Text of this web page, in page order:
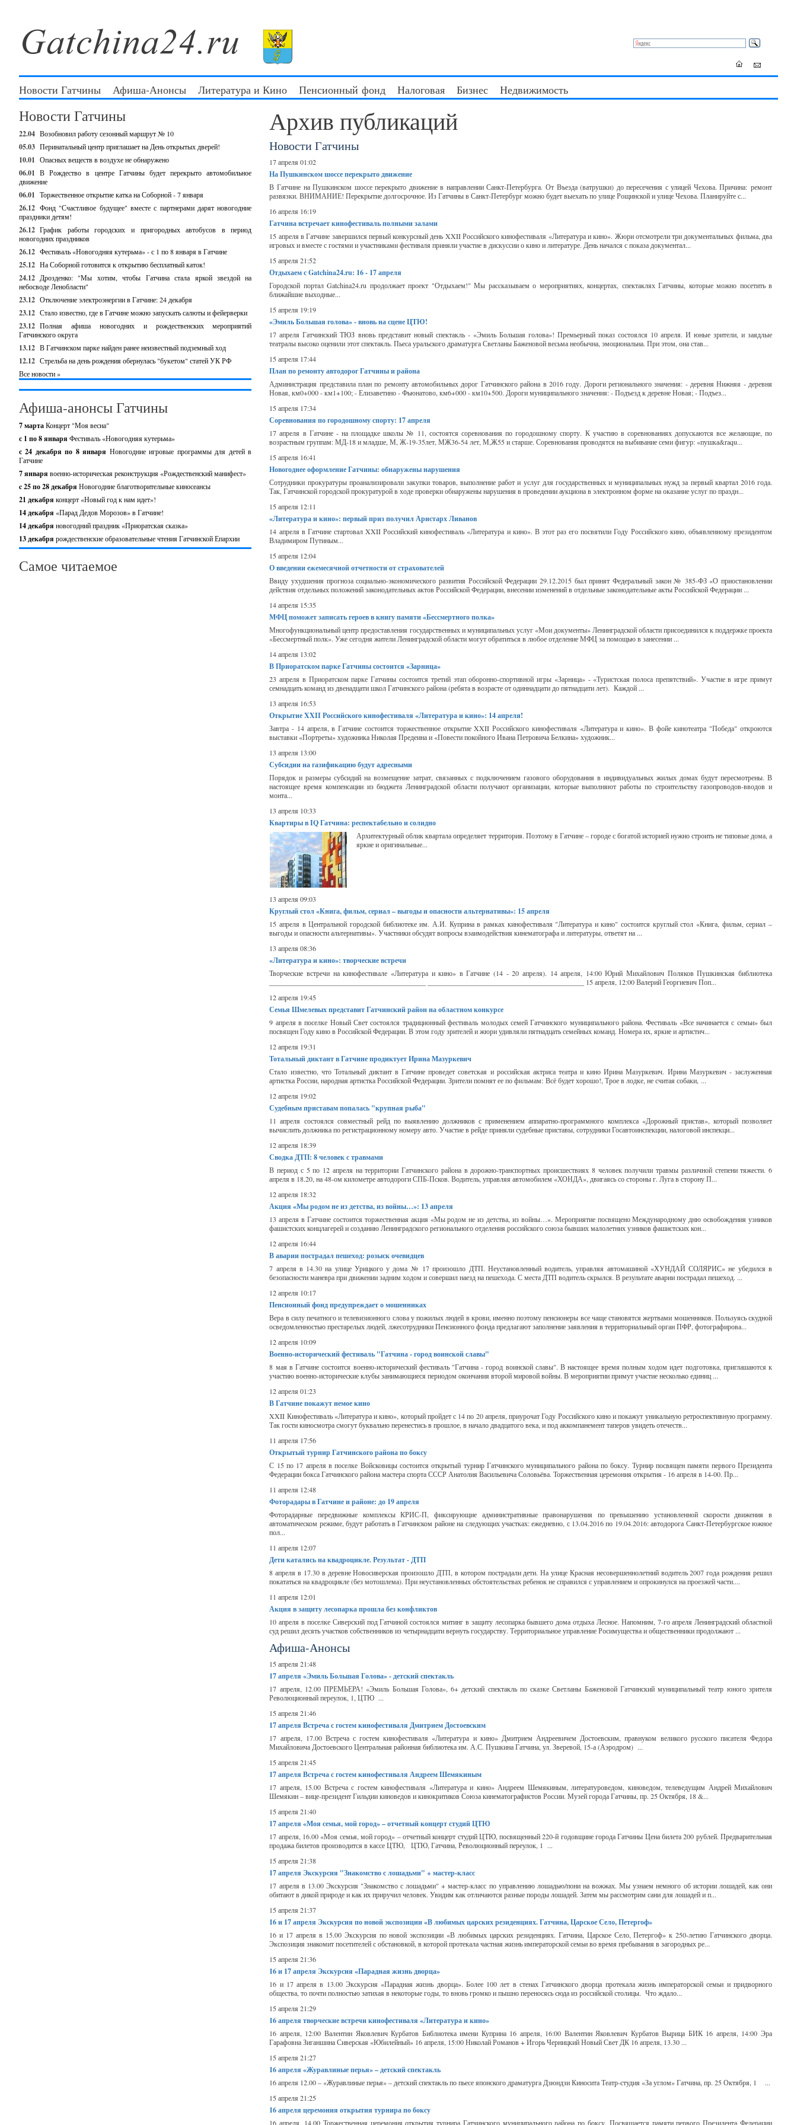
Новости Гатчины Афиша-Анонсы Литература и Кино Пенсионный фонд Налоговая Бизнес Недвижимость
Новости Гатчины
22.04 Возобновил работу сезонный маршрут № 10
05.03 Перинатальный центр приглашает на День открытых дверей!
10.01 Опасных веществ в воздухе не обнаружено
06.01 В Рождество в центре Гатчины будет перекрыто автомобильное
движение
06.01 Торжественное открытие катка на Соборной - 7 января
26.12 Фонд "Счастливое будущее" вместе с партнерами дарят новогодние
праздники детям!
26.12 График работы городских и пригородных автобусов в период
новогодних праздников
26.12 Фестиваль «Новогодняя кутерьма» - с 1 по 8 января в Гатчине
25.12 На Соборной готовится к открытию бесплатный каток!
24.12 Дрозденко: "Мы хотим, чтобы Гатчина стала яркой звездой на
небосводе Ленобласти"
23.12 Отключение электроэнергии в Гатчине: 24 декабря
23.12 Стало известно, где в Гатчине можно запускать салюты и фейерверки
23.12 Полная афиша новогодних и рождественских мероприятий
Гатчинского округа
13.12 В Гатчинском парке найден ранее неизвестный подземный ход
12.12 Стрельба на день рождения обернулась "букетом" статей УК РФ
Все новости »
Афиша-анонсы Гатчины
7 мартаКонцерт "Моя весна"
с 1 по 8 января Фестиваль «Новогодняя кутерьма»
с 24 декабря по 8 января Новогодние игровые программы для детей в
Гатчине
7 января военно-историческая реконструкция «Рождественский манифест»
c 25 по 28 декабря Новогодние благотворительные киносеансы
21 декабря концерт «Новый год к нам идет»!
14 декабря «Парад Дедов Морозов» в Гатчине!
14 декабря новогодний праздник «Приоратская сказка»
13 декабря рождественские образовательные чтения Гатчинской Епархии
Самое читаемое
Архив публикаций
Новости Гатчины
17 апреля 01:02
На Пушкинском шоссе перекрыто движение
В Гатчине на Пушкинском шоссе перекрыто движение в направлении Санкт-Петербурга. От Въезда (ватрушки) до пересечения с улицей Чехова. Причина: ремонт
развязки. ВНИМАНИЕ! Перекрытие долгосрочное. Из Гатчины в Санкт-Петербург можно будет выехать по улице Рощинской и улице Чехова. Планируйте с...
16 апреля 16:19
Гатчина встречает кинофестиваль полными залами
15 апреля в Гатчине завершился первый конкурсный день XXII Российского кинофестиваля «Литература и кино». Жюри отсмотрели три документальных фильма, два
игровых и вместе с гостями и участниками фестиваля приняли участие в дискуссии о кино и литературе. День начался с показа документал...
15 апреля 21:52
Отдыхаем с Gatchina24.ru: 16 - 17 апреля
Городской портал Gatchina24.ru продолжает проект "Отдыхаем!" Мы рассказываем о мероприятиях, концертах, спектаклях Гатчины, которые можно посетить в
ближайшие выходные...
15 апреля 19:19
«Эмиль Большая голова» - вновь на сцене ЦТЮ!
17 апреля Гатчинский ТЮЗ вновь представит новый спектакль - «Эмиль Большая голова»! Премьерный показ состоялся 10 апреля. И юные зрители, и заядлые
театралы высоко оценили этот спектакль. Пьеса уральского драматурга Светланы Баженовой весьма необычна, эмоциональна. При этом, она став...
15 апреля 17:44
План по ремонту автодорог Гатчины и района
Администрация представила план по ремонту автомобильных дорог Гатчинского района в 2016 году. Дороги регионального значения: - деревня Нижняя - деревня
Новая, км0+000 - км1+100; - Елизаветино - Фьюнатово, км6+000 - км10+500. Дороги муниципального значения: - Подъезд к деревне Новая; - Подъез...
15 апреля 17:34
Соревнования по городошному спорту: 17 апреля
17 апреля в Гатчине - на площадке школы № 11, состоятся соревнования по городошному спорту. К участию в соревнованиях допускаются все желающие, по
возрастным группам: МД-18 и младше, М, Ж-19-35лет, МЖ36-54 лет, М,Ж55 и старше. Соревнования проводятся на выбивание семи фигур: «пушка&raqu...
15 апреля 16:41
Новогоднее оформление Гатчины: обнаружены нарушения
Сотрудники прокуратуры проанализировали закупки товаров, выполнение работ и услуг для государственных и муниципальных нужд за первый квартал 2016 года.
Так, Гатчинской городской прокуратурой в ходе проверки обнаружены нарушения в проведении аукциона в электронном форме на оказание услуг по праздн...
15 апреля 12:11
«Литература и кино»: первый приз получил Аристарх Ливанов
14 апреля в Гатчине стартовал XXII Российский кинофестиваль «Литература и кино». В этот раз его посвятили Году Российского кино, объявленному президентом
Владимиром Путиным...
15 апреля 12:04
О введении ежемесячной отчетности от страхователей
Ввиду ухудшения прогноза социально-экономического развития Российской Федерации 29.12.2015 был принят Федеральный закон № 385-ФЗ «О приостановлении
действия отдельных положений законодательных актов Российской Федерации, внесении изменений в отдельные законодательные акты Российской Федерации ...
14 апреля 15:35
МФЦ поможет записать героев в книгу памяти «Бессмертного полка»
Многофункциональный центр предоставления государственных и муниципальных услуг «Мои документы» Ленинградской области присоединился к поддержке проекта
«Бессмертный полк». Уже сегодня жители Ленинградской области могут обратиться в любое отделение МФЦ за помощью в занесении ...
14 апреля 13:02
В Приоратском парке Гатчины состоится «Зарница»
23 апреля в Приоратском парке Гатчины состоится третий этап оборонно-спортивной игры «Зарница» - «Туристская полоса препятствий». Участие в игре примут
семнадцать команд из двенадцати школ Гатчинского района (ребята в возрасте от одиннадцати до пятнадцати лет). Каждой ...
13 апреля 16:53
Открытие XXII Российского кинофестиваля «Литература и кино»: 14 апреля!
Завтра - 14 апреля, в Гатчине состоится торжественное открытие XXII Российского кинофестиваля «Литература и кино». В фойе кинотеатра "Победа" откроются
выставки «Портреты» художника Николая Предеина и «Повести покойного Ивана Петровича Белкина» художник...
13 апреля 13:00
Субсидии на газификацию будут адресными
Порядок и размеры субсидий на возмещение затрат, связанных с подключением газового оборудования в индивидуальных жилых домах будут пересмотрены. В
настоящее время компенсации из бюджета Ленинградской области получают организации, которые выполняют работы по строительству газопроводов-вводов и
монта...
13 апреля 10:33
Квартиры в IQ Гатчина: респектабельно и солидно
Архитектурный облик квартала определяет территория. Поэтому в Гатчине – городе с богатой историей нужно строить не типовые дома, а
яркие и оригинальные...
13 апреля 09:03
Круглый стол «Книга, фильм, сериал – выгоды и опасности альтернативы»: 15 апреля
15 апреля в Центральной городской библиотеке им. А.И. Куприна в рамках кинофестиваля "Литература и кино" состоится круглый стол «Книга, фильм, сериал –
выгоды и опасности альтернативы». Участники обсудят вопросы взаимодействия кинематографа и литературы, ответят на ...
13 апреля 08:36
«Литература и кино»: творческие встречи
Творческие встречи на кинофестивале «Литература и кино» в Гатчине (14 - 20 апреля). 14 апреля, 14:00 Юрий Михайлович Поляков Пушкинская библиотека
____________________________________________ ____________________________________________ 15 апреля, 12:00 Валерий Георгиевич Поп...
12 апреля 19:45
Семья Шмелевых представит Гатчинский район на областном конкурсе
9 апреля в поселке Новый Свет состоялся традиционный фестиваль молодых семей Гатчинского муниципального района. Фестиваль «Все начинается с семьи» был
посвящен Году кино в Российской Федерации. В этом году зрителей и жюри удивляли пятнадцать семейных команд. Номера их, яркие и артистич...
12 апреля 19:31
Тотальный диктант в Гатчине продиктует Ирина Мазуркевич
Стало известно, что Тотальный диктант в Гатчине проведет советская и российская актриса театра и кино Ирина Мазуркевич. Ирина Мазуркевич - заслуженная
артистка России, народная артистка Российской Федерации. Зрители помнят ее по фильмам: Всё будет хорошо!, Трое в лодке, не считая собаки, ...
12 апреля 19:02
Судебным приставам попалась "крупная рыба"
11 апреля состоялся совместный рейд по выявлению должников с применением аппаратно-программного комплекса «Дорожный пристав», который позволяет
вычислить должника по регистрационному номеру авто. Участие в рейде приняли судебные приставы, сотрудники Госавтоинспекции, налоговой инспекци...
12 апреля 18:39
Сводка ДТП: 8 человек с травмами
В период с 5 по 12 апреля на территории Гатчинского района в дорожно-транспортных происшествиях 8 человек получили травмы различной степени тяжести. 6
апреля в 18.20, на 48-ом километре автодороги СПБ-Псков. Водитель, управляя автомобилем «ХОНДА», двигаясь со стороны г. Луга в сторону П...
12 апреля 18:32
Акция «Мы родом не из детства, из войны…»: 13 апреля
13 апреля в Гатчине состоится торжественная акция «Мы родом не из детства, из войны…». Мероприятие посвящено Международному дню освобождения узников
фашистских концлагерей и созданию Ленинградского регионального отделения российского союза бывших малолетних узников фашистских кон...
12 апреля 16:44
В аварии пострадал пешеход: розыск очевидцев
7 апреля в 14.30 на улице Урицкого у дома № 17 произошло ДТП. Неустановленный водитель, управляя автомашиной «ХУНДАЙ СОЛЯРИС» не убедился в
безопасности маневра при движении задним ходом и совершил наезд на пешехода. С места ДТП водитель скрылся. В результате аварии пострадал пешеход. ...
12 апреля 10:17
Пенсионный фонд предупреждает о мошенниках
Вера в силу печатного и телевизионного слова у пожилых людей в крови, именно поэтому пенсионеры все чаще становятся жертвами мошенников. Пользуясь скудной
осведомленностью престарелых людей, лжесотрудники Пенсионного фонда предлагают заполнение заявления в территориальный орган ПФР, фотографирова...
12 апреля 10:09
Военно-исторический фестиваль "Гатчина - город воинской славы"
8 мая в Гатчине состоится военно-исторический фестиваль "Гатчина - город воинской славы". В настоящее время полным ходом идет подготовка, приглашаются к
участию военно-исторические клубы занимающиеся периодом окончания второй мировой войны. В мероприятии примут участие несколько единиц ...
12 апреля 01:23
В Гатчине покажут немое кино
XXII Кинофестиваль «Литература и кино», который пройдет с 14 по 20 апреля, приурочат Году Российского кино и покажут уникальную ретроспективную программу.
Так гости киносмотра смогут буквально перенестись в прошлое, в начало двадцатого века, и под аккомпанемент таперов увидеть отечеств...
11 апреля 17:56
Открытый турнир Гатчинского района по боксу
С 15 по 17 апреля в поселке Войсковицы состоится открытый турнир Гатчинского муниципального района по боксу. Турнир посвящен памяти первого Президента
Федерации бокса Гатчинского района мастера спорта СССР Анатолия Васильевича Соловьёва. Торжественная церемония открытия - 16 апреля в 14-00. Пр...
11 апреля 12:48
Фоторадары в Гатчине и районе: до 19 апреля
Фоторадарные передвижные комплексы КРИС-П, фиксирующие административные правонарушения по превышению установленной скорости движения в
автоматическом режиме, будут работать в Гатчинском районе на следующих участках: ежедневно, с 13.04.2016 по 19.04.2016: автодорога Санкт-Петербургское южное
пол...
11 апреля 12:07
Дети катались на квадроцикле. Результат - ДТП
8 апреля в 17.30 в деревне Новосиверская произошло ДТП, в котором пострадали дети. На улице Красная несовершеннолетний водитель 2007 года рождения решил
покататься на квадроцикле (без мотошлема). При неустановленных обстоятельствах ребенок не справился с управлением и опрокинулся на проезжей части....
11 апреля 12:01
Акция в защиту лесопарка прошла без конфликтов
10 апреля в поселке Сиверский под Гатчиной состоялся митинг в защиту лесопарка бывшего дома отдыха Лесное. Напомним, 7-го апреля Ленинградский областной
суд решил десять участков собственников из четырнадцати вернуть государству. Территориальное управление Росимущества и общественники продолжают ...
Афиша-Анонсы
15 апреля 21:48
17 апреля«Эмиль Большая Голова» - детский спектакль
17 апреля, 12.00 ПРЕМЬЕРА! «Эмиль Большая Голова», 6+ детский спектакль по сказке Светланы Баженовой Гатчинский муниципальный театр юного зрителя
Революционный переулок, 1, ЦТЮ ...
15 апреля 21:46
17 апреляВстреча с гостем кинофестиваля Дмитрием Достоевским
17 апреля, 17.00 Встреча с гостем кинофестиваля «Литература и кино» Дмитрием Андреевичем Достоевским, правнуком великого русского писателя Федора
Михайловича Достоевского Центральная районная библиотека им. А.С. Пушкина Гатчина, ул. Зверевой, 15-а (Аэродром) ...
15 апреля 21:45
17 апреляВстреча с гостем кинофестиваля Андреем Шемякиным
17 апреля, 15.00 Встреча с гостем кинофестиваля «Литература и кино» Андреем Шемякиным, литературоведом, киноведом, телеведущим Андрей Михайлович
Шемякин – вице-президент Гильдии киноведов и кинокритиков Союза кинематографистов России. Музей города Гатчины, пр. 25 Октября, 18 &...
15 апреля 21:40
17 апреля«Моя семья, мой город» – отчетный концерт студий ЦТЮ
17 апреля, 16.00 «Моя семья, мой город» – отчетный концерт студий ЦТЮ, посвященный 220-й годовщине города Гатчины Цена билета 200 рублей. Предварительная
продажа билетов производится в кассе ЦТЮ, ЦТЮ, Гатчина, Революционный переулок, 1 ...
15 апреля 21:38
17 апреляЭкскурсия "Знакомство с лошадьми" + мастер-класс
17 апреля в 13.00 Экскурсия "Знакомство с лошадьми" + мастер-класс по управлению лошадью/пони на вожжах. Мы узнаем немного об истории лошадей, как они
обитают в дикой природе и как их приручил человек. Увидим как отличаются разные породы лошадей. Затем мы рассмотрим сани для лошадей и п...
15 апреля 21:37
16 и 17 апреляЭкскурсия по новой экспозиции «В любимых царских резиденциях. Гатчина, Царское Село, Петергоф»
16 и 17 апреля в 15.00 Экскурсия по новой экспозиции «В любимых царских резиденциях. Гатчина, Царское Село, Петергоф» к 250-летию Гатчинского дворца.
Экспозиция знакомит посетителей с обстановкой, в которой протекала частная жизнь императорской семьи во время пребывания в загородных ре...
15 апреля 21:36
16 и 17 апреляЭкскурсия «Парадная жизнь дворца»
16 и 17 апреля в 13.00 Экскурсия «Парадная жизнь дворца». Более 100 лет в стенах Гатчинского дворца протекала жизнь императорской семьи и придворного
общества, то почти полностью затихая в некоторые годы, то вновь громко и пышно переносясь сюда из российской столицы. Что ждало...
15 апреля 21:29
16 апрелятворческие встречи кинофестиваля «Литература и кино»
16 апреля, 12:00 Валентин Яковлевич Курбатов Библиотека имени Куприна 16 апреля, 16:00 Валентин Яковлевич Курбатов Вырица БИК 16 апреля, 14:00 Эра
Гарафовна Зиганшина Сиверская «Юбилейный» 16 апреля, 15:00 Николай Романов + Игорь Черницкий Новый Свет ДК 16 апреля, 13.30 ...
15 апреля 21:27
16 апреля«Журавлиные перья» – детский спектакль
16 апреля 12.00 – «Журавлиные перья» – детский спектакль по пьесе японского драматурга Дзюндзи Киносита Театр-студия «За углом» Гатчина, пр. 25 Октября, 1 ...
15 апреля 21:25
16 апреляцеремония открытия турнира по боксу
16 апреля, 14.00 Торжественная церемония открытия турнира Гатчинского муниципального района по боксу. Посвящается памяти первого Президента Федерации